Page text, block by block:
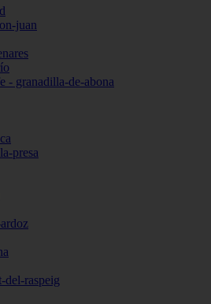
juan
- granadilla-de-abona
presa
del-raspeig